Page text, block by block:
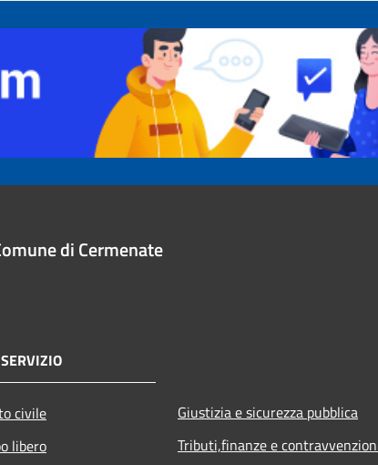
di Cermenate
civile
libero
Giustizia e sicurezza pubblica
Tributi,finanze e